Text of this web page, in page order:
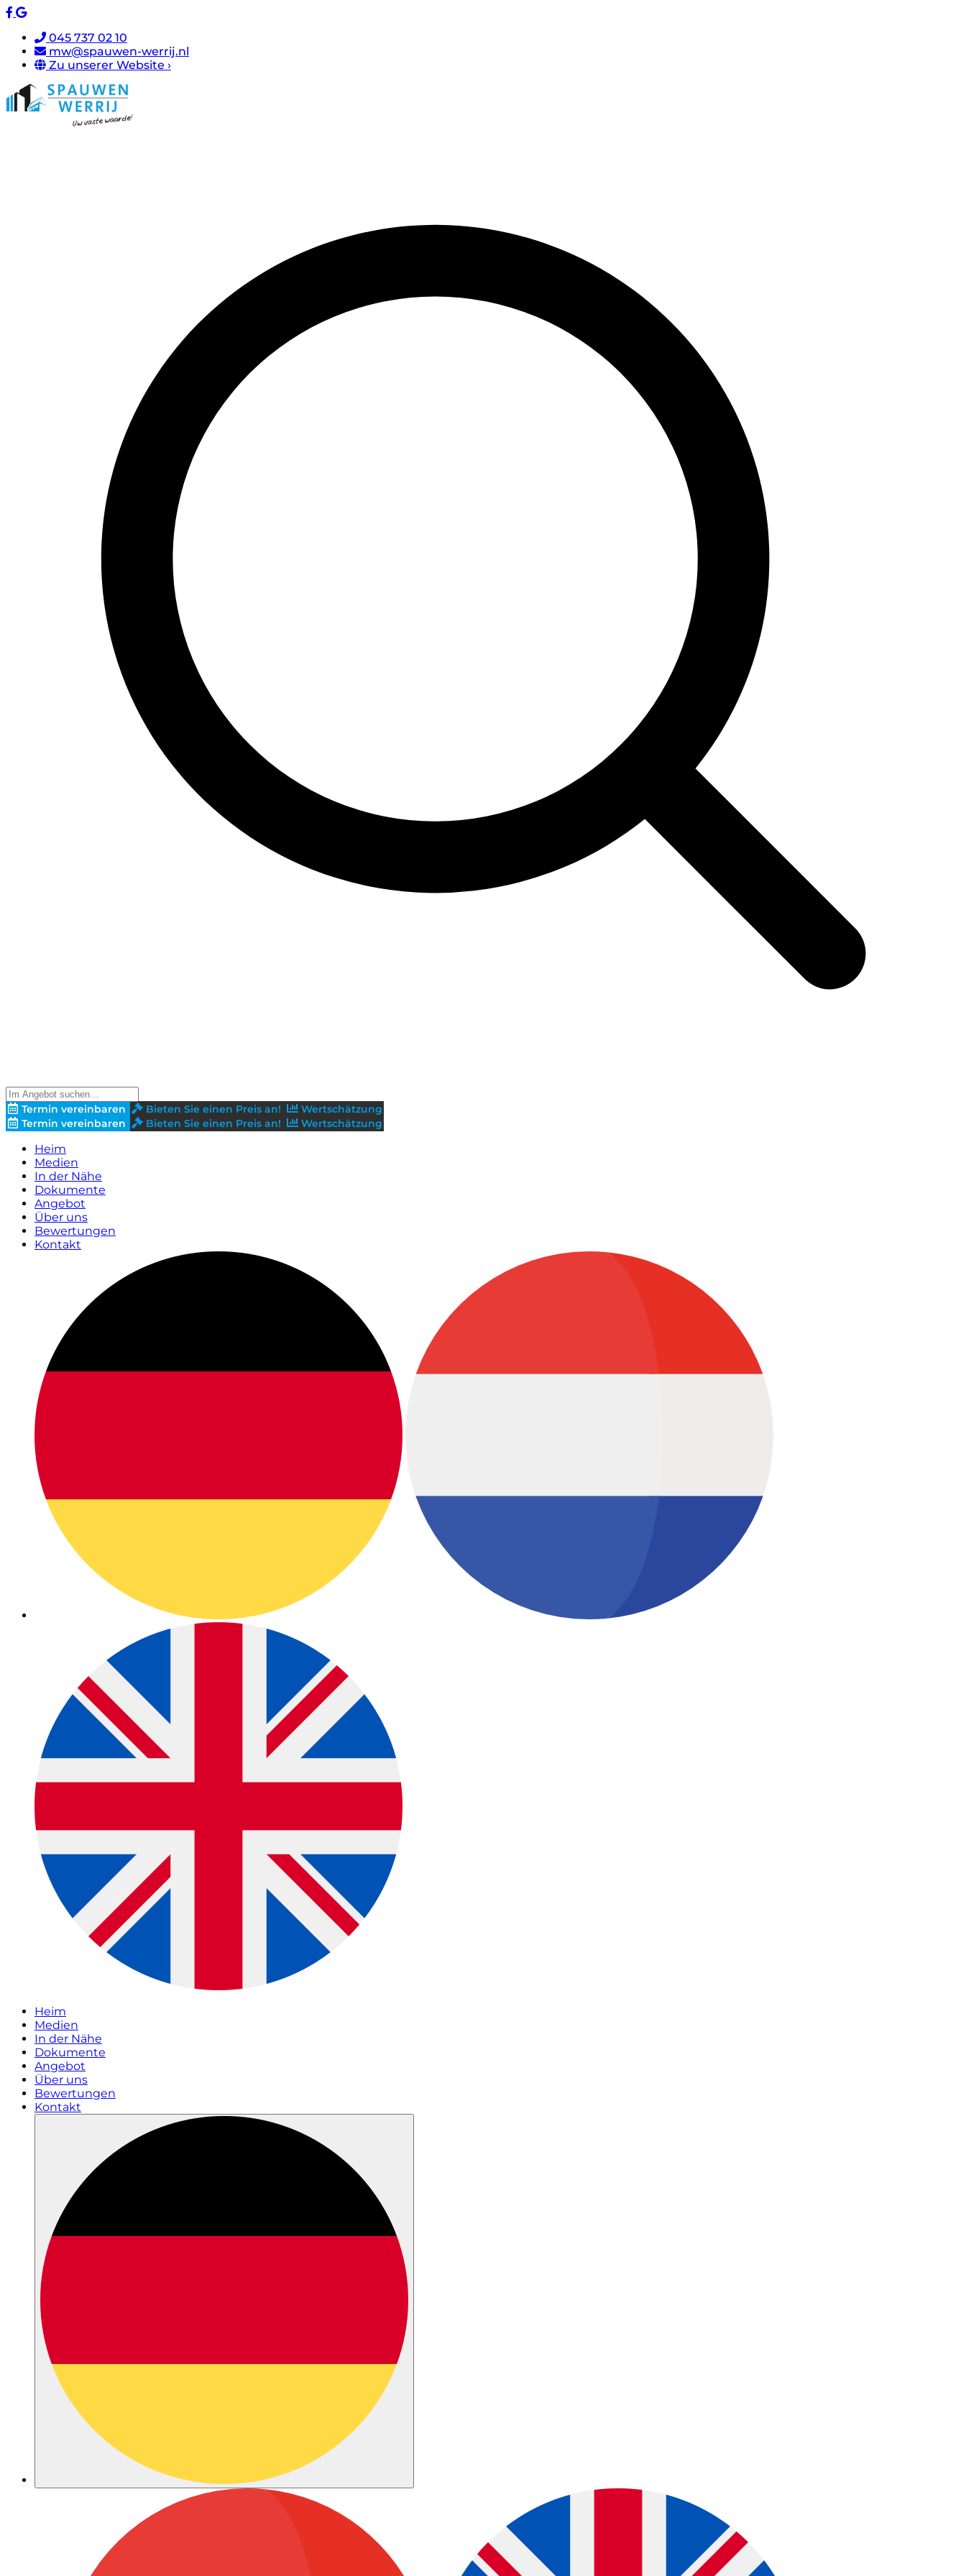
045 737 02 10
mw@spauwen-werrij.nl
Zu unserer Website ›
Termin vereinbaren Bieten Sie einen Preis an!
Wertschätzung
Termin vereinbaren
Bieten Sie einen Preis an! Wertschätzung
Heim
Medien
In der Nähe
Dokumente
Angebot
Über uns
Bewertungen
Kontakt
Heim
Medien
In der Nähe
Dokumente
Angebot
Über uns
Bewertungen
Kontakt